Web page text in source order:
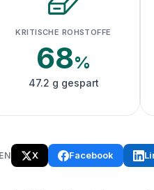
KRITISCHE ROHSTOFFE
68%
47.2 g gespart
X Facebook